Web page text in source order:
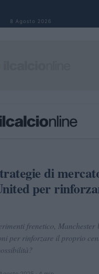
8 Agosto 2026
di
per
frenetico, Manchester
per rinforzare il proprio